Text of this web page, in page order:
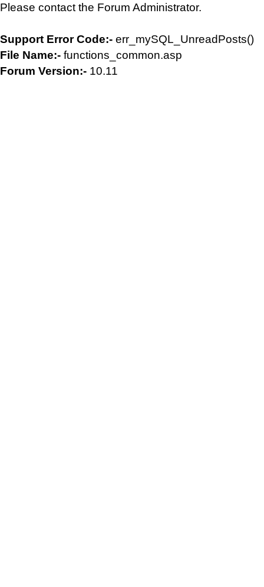
Please contact the Forum Administrator.
Support Error Code:- err_mySQL_UnreadPosts()
File Name:- functions_common.asp
Forum Version:- 10.11